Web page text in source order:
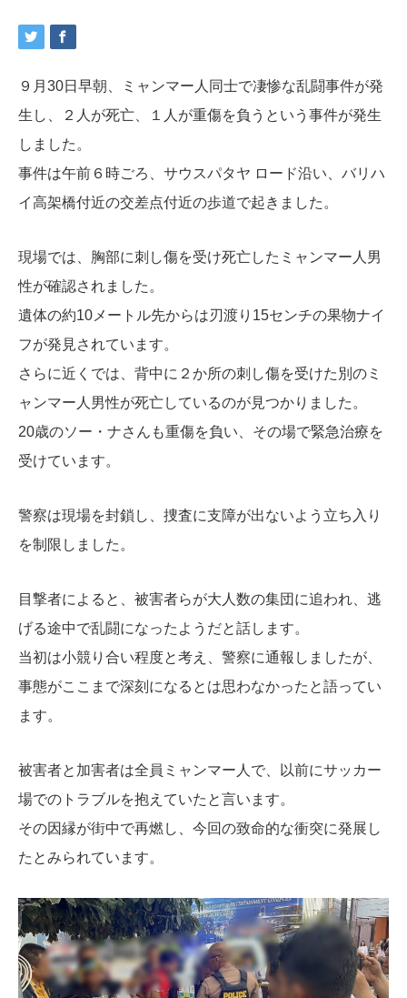
９月30日早朝、ミャンマー人同士で凄惨な乱闘事件が発
生し、２人が死亡、１人が重傷を負うという事件が発生
しました。
事件は午前６時ごろ、サウスパタヤ ロード沿い、バリハ
イ高架橋付近の交差点付近の歩道で起きました。
現場では、胸部に刺し傷を受け死亡したミャンマー人男
性が確認されました。
遺体の約10メートル先からは刃渡り15センチの果物ナイ
フが発見されています。
さらに近くでは、背中に２ か所の刺し傷を受けた別のミ
ャンマー人男性が死亡しているのが見つかりました。
20歳のソー・ナさんも重傷を負い、その場で緊急治療を
受けています。
警察は現場を封鎖し、捜査に支障が出ないよう立ち入り
を制限しました。
目撃者によると、被害者らが大人数の集団に追われ、逃
げる途中で乱闘になったようだと話します。
当初は小競り合い程度と考え、警察に通報しましたが、
事態がここまで深刻になるとは思わなかったと語ってい
ます。
被害者と加害者は全員ミャンマー人で、以前にサッカー
場でのトラブルを抱えていたと言います。
その因縁が街中で再燃し、今回の致命的な衝突に発展し
たとみられています。